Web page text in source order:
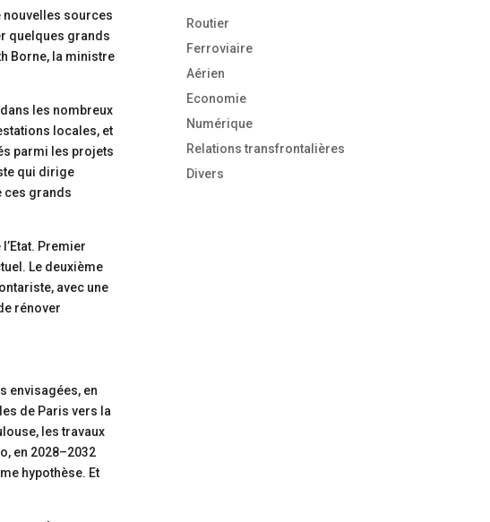
nouvelles sources
quelques grands
Borne, la ministre
les nombreux
locales, et
parmi les projets
qui dirige
ces grands
Premier
Le deuxième
avec une
rénover
envisagées, en
de Paris vers la
les travaux
en 2028–2032
hypothèse. Et
Routier
Ferroviaire
Aérien
Economie
Numérique
Relations transfrontalières
Divers